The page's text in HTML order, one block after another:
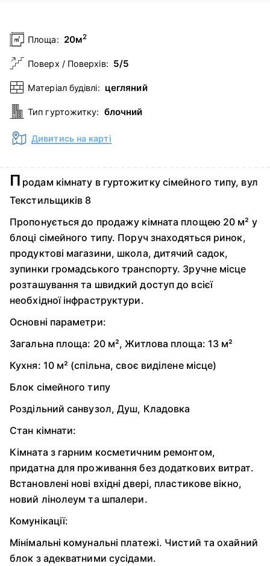
Площа: 20м2
Поверх / Поверхів: 5/5
Матеріал будівлі: цегляний
Тип гуртожитку: блочний
Дивитись на карті
П родам кімнату в гуртожитку сімейного типу, вул
Текстильщиків 8
Пропонується до продажу кімната площею 20 м² у
блоці сімейного типу. Поруч знаходяться ринок,
продуктові магазини, школа, дитячий садок,
зупинки громадського транспорту. Зручне місце
розташування та швидкий доступ до всієї
необхідної інфраструктури.
Основні параметри:
Загальна площа: 20 м², Житлова площа: 13 м²
Кухня: 10 м² (спільна, своє виділене місце)
Блок сімейного типу
Роздільний санвузол, Душ, Кладовка
Стан кімнати:
Кімната з гарним косметичним ремонтом,
придатна для проживання без додаткових витрат.
Встановлені нові вхідні двері, пластикове вікно,
новий лінолеум та шпалери.
Комунікації:
Мінімальні комунальні платежі. Чистий та охайний
блок з адекватними сусідами.